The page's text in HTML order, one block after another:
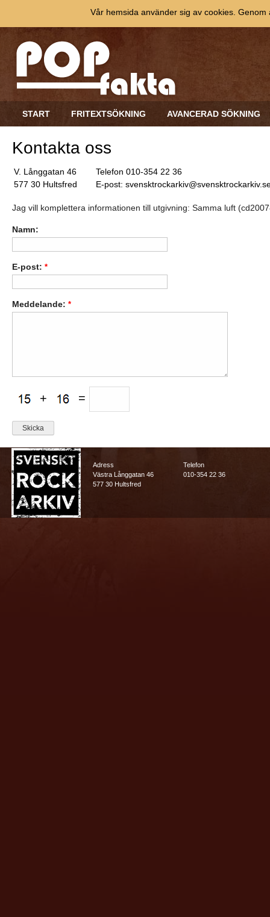
START FRITEXTSÖKNING AVANCERAD SÖKNING
Kontakta oss
V. Långgatan 46
577 30 Hultsfred
Telefon 010-354 22 36
E-post:
Jag vill komplettera informationen till utgivning: Samma luft
Namn:
E-post: *
Meddelande: *
+ =
Adress
Västra Långgatan 46
577 30 Hultsfred
Telefon
010-354 22 36
Vår hemsida använder sig av cookies.